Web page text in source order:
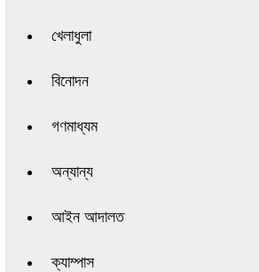
খেলাধুলা
বিনোদন
গণমাধ্যম
অন্যান্য
আইন আদালত
ক্যাম্পাস